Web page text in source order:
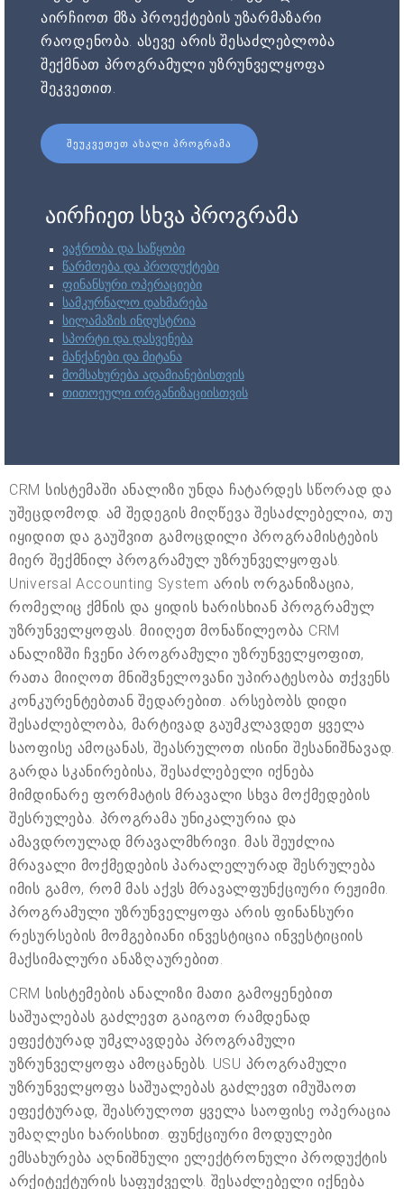
აირჩიოთ მზა პროექტების უზარმაზარი
რაოდენობა. ასევე არის შესაძლებლობა
შექმნათ პროგრამული უზრუნველყოფა
შეკვეთით.
ᲨᲔᲣᲙᲕᲔᲗᲔᲗ ᲐᲮᲐᲚᲘ ᲞᲠᲝᲒᲠᲐᲛᲐ
აირჩიეთ სხვა პროგრამა
ვაჭრობა და საწყობი
წარმოება და პროდუქტები
ფინანსური ოპერაციები
სამკურნალო დახმარება
სილამაზის ინდუსტრია
სპორტი და დასვენება
მანქანები და მიტანა
მომსახურება ადამიანებისთვის
თითოეული ორგანიზაციისთვის
CRM სისტემაში ანალიზი უნდა ჩატარდეს სწორად და
უშეცდომოდ. ამ შედეგის მიღწევა შესაძლებელია, თუ
იყიდით და გაუშვით გამოცდილი პროგრამისტების
მიერ შექმნილ პროგრამულ უზრუნველყოფას.
Universal Accounting System არის ორგანიზაცია,
რომელიც ქმნის და ყიდის ხარისხიან პროგრამულ
უზრუნველყოფას. მიიღეთ მონაწილეობა CRM
ანალიზში ჩვენი პროგრამული უზრუნველყოფით,
რათა მიიღოთ მნიშვნელოვანი უპირატესობა თქვენს
კონკურენტებთან შედარებით. არსებობს დიდი
შესაძლებლობა, მარტივად გაუმკლავდეთ ყველა
საოფისე ამოცანას, შეასრულოთ ისინი შესანიშნავად.
გარდა სკანირებისა, შესაძლებელი იქნება
მიმდინარე ფორმატის მრავალი სხვა მოქმედების
შესრულება. პროგრამა უნიკალურია და
ამავდროულად მრავალმხრივი. მას შეუძლია
მრავალი მოქმედების პარალელურად შესრულება
იმის გამო, რომ მას აქვს მრავალფუნქციური რეჟიმი.
პროგრამული უზრუნველყოფა არის ფინანსური
რესურსების მომგებიანი ინვესტიცია ინვესტიციის
მაქსიმალური ანაზღაურებით.
CRM სისტემების ანალიზი მათი გამოყენებით
საშუალებას გაძლევთ გაიგოთ რამდენად
ეფექტურად უმკლავდება პროგრამული
უზრუნველყოფა ამოცანებს. USU პროგრამული
უზრუნველყოფა საშუალებას გაძლევთ იმუშაოთ
ეფექტურად, შეასრულოთ ყველა საოფისე ოპერაცია
უმაღლესი ხარისხით. ფუნქციური მოდულები
ემსახურება აღნიშნული ელექტრონული პროდუქტის
არქიტექტურის საფუძველს. შესაძლებელი იქნება